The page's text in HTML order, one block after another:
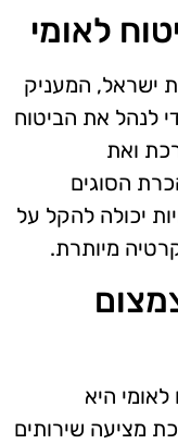
לאומי
ישראל, המעניק
לנהל את הביטוח
ואת
הסוגים
יכולה להקל על
מיותרת.
היא
מציעה שירותים